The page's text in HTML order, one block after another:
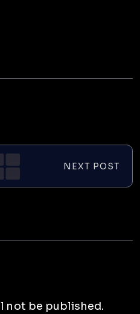
NEXT POST
not be published.